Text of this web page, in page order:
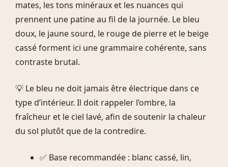
mates, les tons minéraux et les nuances qui
prennent une patine au fil de la journée. Le bleu
doux, le jaune sourd, le rouge de pierre et le beige
cassé forment ici une grammaire cohérente, sans
contraste brutal.
💡 Le bleu ne doit jamais être électrique dans ce
type d’intérieur. Il doit rappeler l’ombre, la
fraîcheur et le ciel lavé, afin de soutenir la chaleur
du sol plutôt que de la contredire.
✅ Base recommandée : blanc cassé, lin,